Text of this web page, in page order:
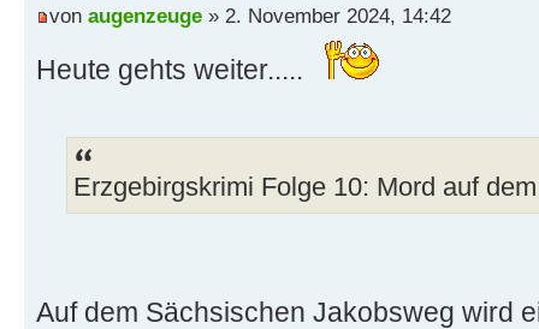
von augenzeuge » 2. November 2024, 14:42
Heute gehts weiter.....
Erzgebirgskrimi Folge 10: Mord auf
Auf dem Sächsischen Jakobsweg wird